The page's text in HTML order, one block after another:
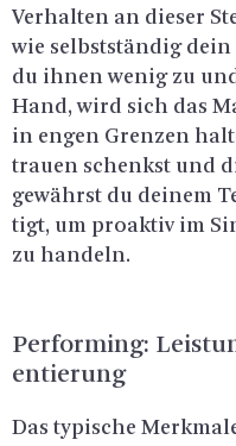
Ver­hal­ten an die­ser
wie selbst­stän­dig
du ihnen wenig zu
Hand, wird sich das
in engen Gren­zen
trau­en schenkst und
ge­währst du dei­nem
tigt, um pro­ak­tiv im
zu han­deln.
Per­for­ming:
en­tie­rung
Das ty­pi­sche